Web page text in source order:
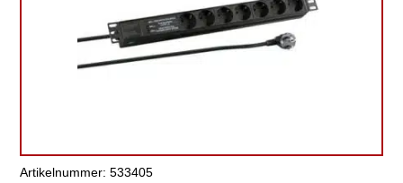
Artikelnummer: 533405